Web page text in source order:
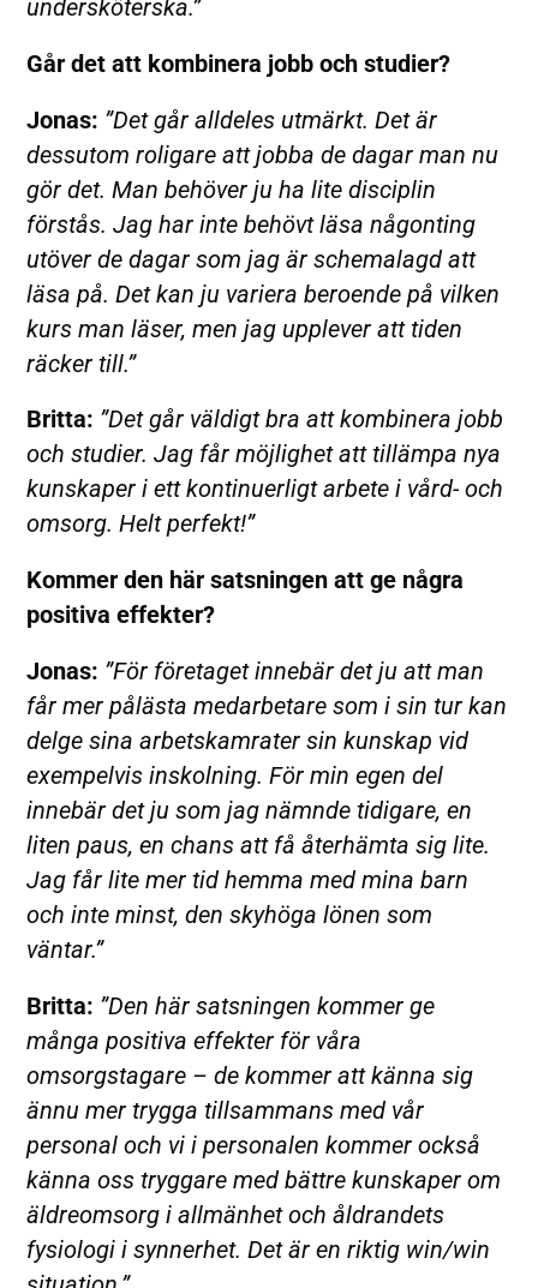
undersköterska.”
Går det att kombinera jobb och studier?
Jonas: ”Det går alldeles utmärkt. Det är
dessutom roligare att jobba de dagar man nu
gör det. Man behöver ju ha lite disciplin
förstås. Jag har inte behövt läsa någonting
utöver de dagar som jag är schemalagd att
läsa på. Det kan ju variera beroende på vilken
kurs man läser, men jag upplever att tiden
räcker till.”
Britta: ”Det går väldigt bra att kombinera jobb
och studier. Jag får möjlighet att tillämpa nya
kunskaper i ett kontinuerligt arbete i vård- och
omsorg. Helt perfekt!”
Kommer den här satsningen att ge några
positiva effekter?
Jonas: ”För företaget innebär det ju att man
får mer pålästa medarbetare som i sin tur kan
delge sina arbetskamrater sin kunskap vid
exempelvis inskolning. För min egen del
innebär det ju som jag nämnde tidigare, en
liten paus, en chans att få återhämta sig lite.
Jag får lite mer tid hemma med mina barn
och inte minst, den skyhöga lönen som
väntar.”
Britta: ”Den här satsningen kommer ge
många positiva effekter för våra
omsorgstagare – de kommer att känna sig
ännu mer trygga tillsammans med vår
personal och vi i personalen kommer också
känna oss tryggare med bättre kunskaper om
äldreomsorg i allmänhet och åldrandets
fysiologi i synnerhet. Det är en riktig win/win